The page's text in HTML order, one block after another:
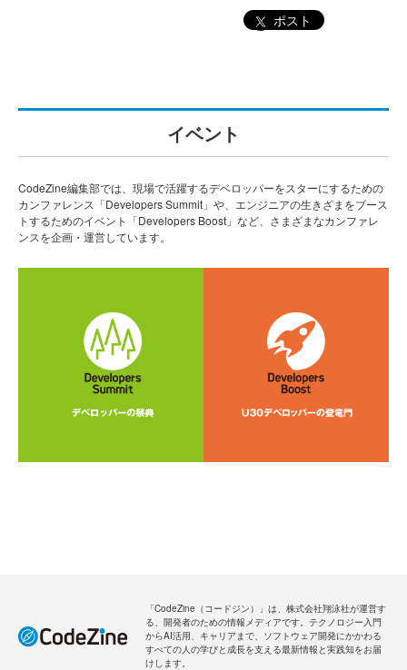
ポスト
イベント
CodeZine編集部では、現場で活躍するデベロッパーをスターにするための
カンファレンス「Developers Summit」や、エンジニアの生きざまをブース
トするためのイベント「Developers Boost」など、さまざまなカンファレ
ンスを企画・運営しています。
「CodeZine（コードジン）」は、株式会社翔泳社が運営す
る、開発者のための情報メディアです。テクノロジー入門
からAI活用、キャリアまで、ソフトウェア開発にかかわる
すべての人の学びと成長を支える最新情報と実践知をお届
けします。